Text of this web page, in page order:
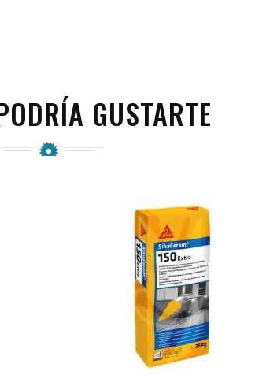
GUSTARTE
favorite_border visibility